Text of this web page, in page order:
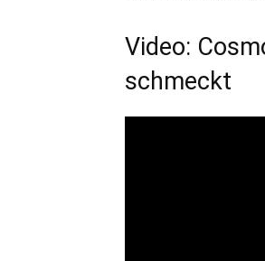
Video:
schmeckt